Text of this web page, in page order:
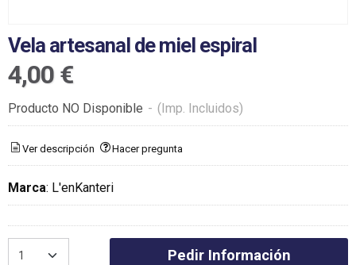
Vela artesanal de miel espiral
4,00 €
Producto NO Disponible - (Imp. Incluidos)
Ver descripción Hacer pregunta
Marca: L'enKanteri
Pedir Información